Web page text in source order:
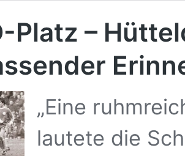
Platz –
„Eine
lautete die